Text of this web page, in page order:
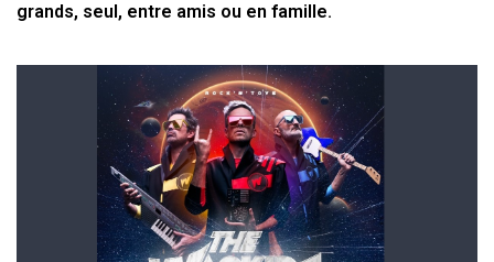
grands, seul, entre amis ou en famille.